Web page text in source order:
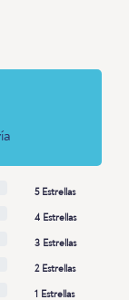
5 Estrellas
4 Estrellas
3 Estrellas
2 Estrellas
1 Estrellas